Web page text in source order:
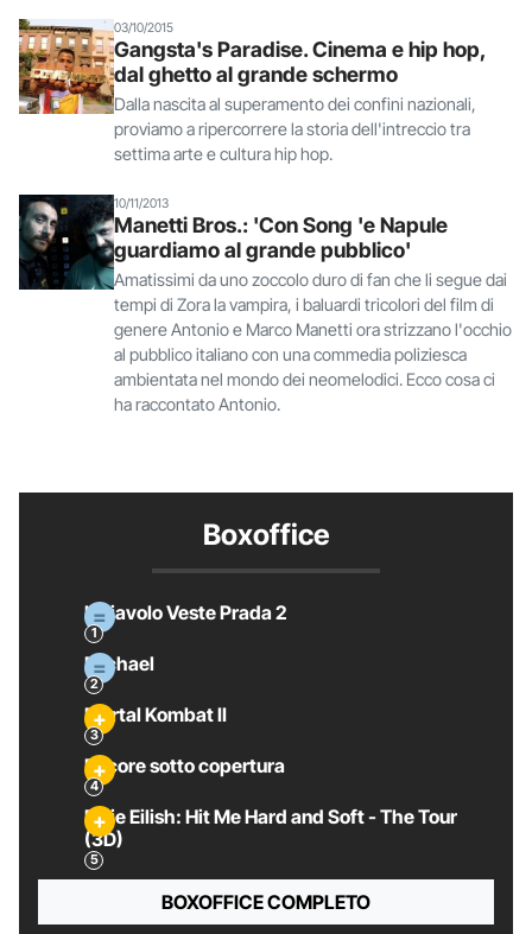
03/10/2015
Gangsta's Paradise. Cinema e hip hop,
dal ghetto al grande schermo
Dalla nascita al superamento dei confini nazionali,
proviamo a ripercorrere la storia dell'intreccio tra
settima arte e cultura hip hop.
10/11/2013
Manetti Bros.: 'Con Song 'e Napule
guardiamo al grande pubblico'
Amatissimi da uno zoccolo duro di fan che li segue dai
tempi di Zora la vampira, i baluardi tricolori del film di
genere Antonio e Marco Manetti ora strizzano l'occhio
al pubblico italiano con una commedia poliziesca
ambientata nel mondo dei neomelodici. Ecco cosa ci
ha raccontato Antonio.
Boxoffice
Il Diavolo Veste Prada 2
Michael
Mortal Kombat II
Pecore sotto copertura
Billie Eilish: Hit Me Hard and Soft - The Tour
(3D)
BOXOFFICE COMPLETO